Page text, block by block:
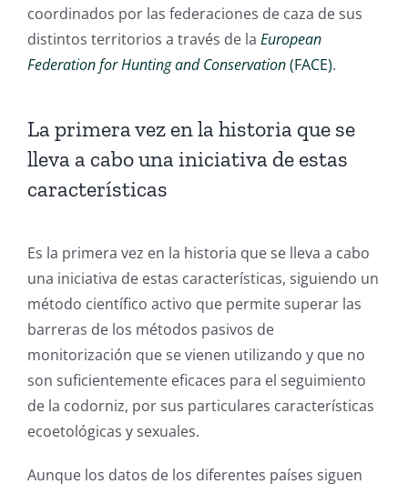
coordinados por las federaciones de caza de sus
distintos territorios a través de la European
Federation for Hunting and Conservation(FACE).
La primera vez en la historia que se
lleva a cabo una iniciativa de estas
características
Es la primera vez en la historia que se lleva a cabo
una iniciativa de estas características, siguiendo un
método científico activo que permite superar las
barreras de los métodos pasivos de
monitorización que se vienen utilizando y que no
son suficientemente eficaces para el seguimiento
de la codorniz, por sus particulares características
ecoetológicas y sexuales.
Aunque los datos de los diferentes países siguen